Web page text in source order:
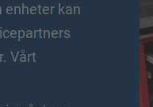
enheter kan
Vårt